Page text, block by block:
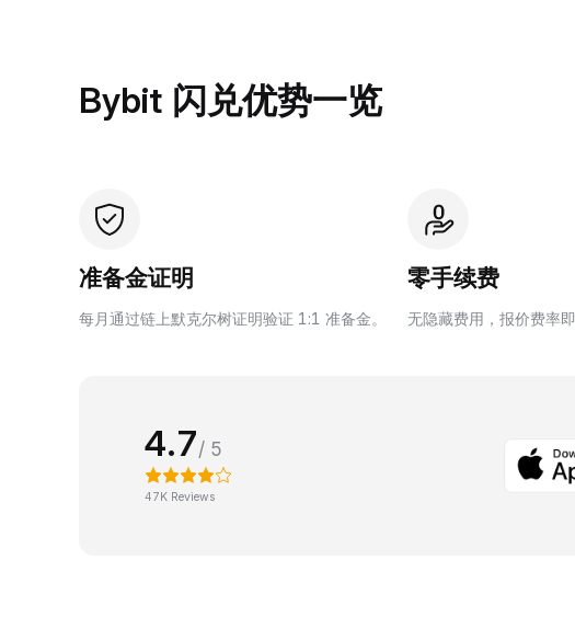
Bybit 闪兑优势一览
准备金证明
每月通过链上默克尔树证明验证 1:1 准备金。
零手续费
无隐藏费用，报价费率
4.7/ 5
47K Reviews